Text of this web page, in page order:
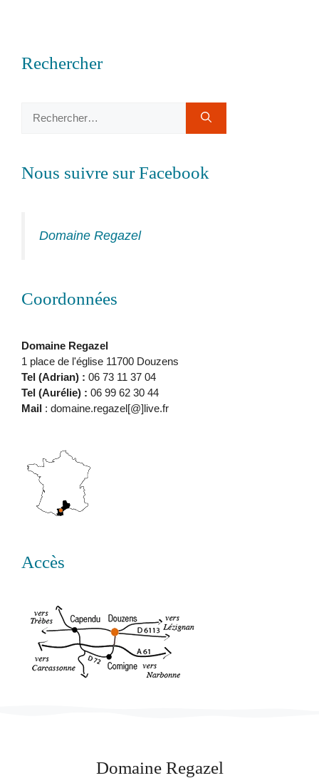
Rechercher
Nous suivre sur Facebook
Domaine Regazel
Coordonnées
Domaine Regazel
1 place de l'église 11700 Douzens
Tel (Adrian) : 06 73 11 37 04
Tel (Aurélie) : 06 99 62 30 44
Mail : domaine.regazel[@]live.fr
Accès
Domaine Regazel